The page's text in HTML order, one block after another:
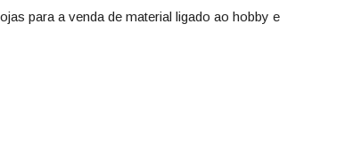
para a venda de material ligado ao hobby e